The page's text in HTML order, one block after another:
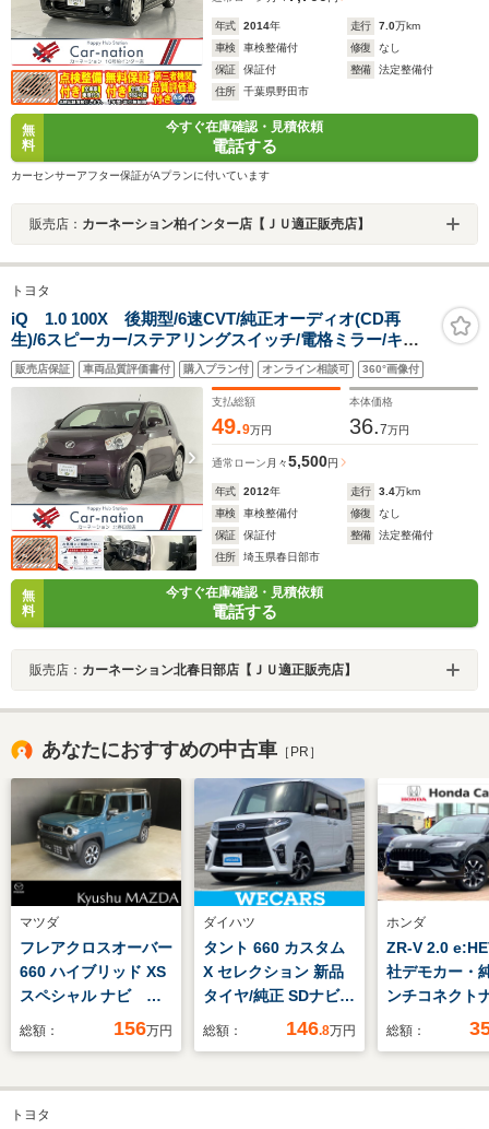
年式 2014年 走行 7.0万km
車検
車検整備付 修復
なし
保証
保証付 整備
法定整備付
住所
千葉県野田市
無
料
今すぐ在庫確認・見積依頼
電話する
カーセンサーアフター保証がAプランに付いています
販売店： カーネーション柏インター店【ＪＵ適正販売店】
トヨタ
iQ 1.0 100X 後期型/6速CVT/純正オーディオ(CD再
生)/6スピーカー/ステアリングスイッチ/電格ミラー/キー
レスキー/横滑り防止/ドラレコ/ETC
販売店保証 車両品質評価書付 購入プラン付 オンライン相談可 360°画像付
支払総額
49.9万円
本体価格
36.7万円
通常ローン 月々5,500円
年式 2012年 走行 3.4万km
車検
車検整備付 修復
なし
保証
保証付 整備
法定整備付
住所
埼玉県春日部市
無
料
今すぐ在庫確認・見積依頼
電話する
販売店： カーネーション北春日部店【ＪＵ適正販売店】
あなたにおすすめの中古車 ［PR］
マツダ
フレアクロスオーバー
660 ハイブリッド XS
スペシャル ナビ シ
ートヒーター ETC
総額： 156万円
ダイハツ
タント 660 カスタム
X セレクション 新品
タイヤ/純正 SDナビ/
衝突安全装置/両側電
防止支援システム/シ
総額： 146.8万円
ホンダ
ZR-V 2.0
社デモカー・
ンチコネクト
TV・マルチビ
Bluetooth・
総額：
トヨタ